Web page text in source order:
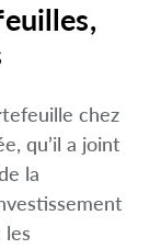
chez
qu’il a joint
la
les